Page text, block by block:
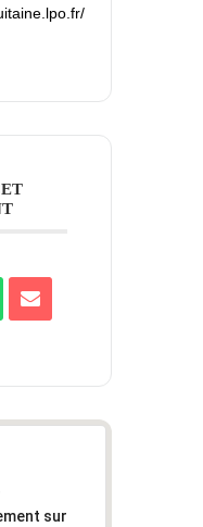
sur